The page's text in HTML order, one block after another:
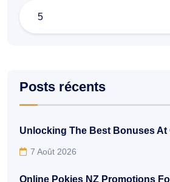
5
Posts récents
Unlocking The Best Bonuses At
7 Août 2026
Online Pokies NZ Promotions